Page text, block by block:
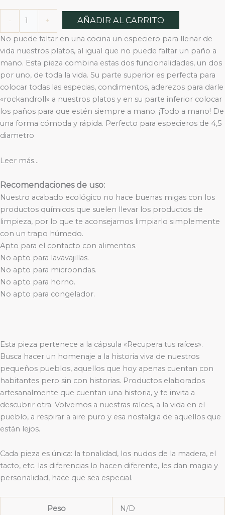
- + AÑADIR AL CARRITO
No puede faltar en una cocina un especiero para llenar de
vida nuestros platos, al igual que no puede faltar un paño a
mano. Esta pieza combina estas dos funcionalidades, un dos
por uno, de toda la vida. Su parte superior es perfecta para
colocar todas las especias, condimentos, aderezos para darle
«rockandroll» a nuestros platos y en su parte inferior colocar
los paños para que estén siempre a mano. ¡Todo a mano! De
una forma cómoda y rápida. Perfecto para especieros de 4,5
diametro
Leer más…
Recomendaciones de uso:
Nuestro acabado ecológico no hace buenas migas con los
productos químicos que suelen llevar los productos de
limpieza, por lo que te aconsejamos limpiarlo simplemente
con un trapo húmedo.
Apto para el contacto con alimentos.
No apto para lavavajillas.
No apto para microondas.
No apto para horno.
No apto para congelador.
Esta pieza pertenece a la cápsula «Recupera tus raíces».
Busca hacer un homenaje a la historia viva de nuestros
pequeños pueblos, aquellos que hoy apenas cuentan con
habitantes pero sin con historias. Productos elaborados
artesanalmente que cuentan una historia, y te invita a
descubrir otra. Volvemos a nuestras raíces, a la vida en el
pueblo, a respirar a aire puro y esa nostalgia de aquellos que
están lejos.
Cada pieza es única: la tonalidad, los nudos de la madera, el
tacto, etc. las diferencias lo hacen diferente, les dan magia y
personalidad, hace que sea especial.
Peso N/D